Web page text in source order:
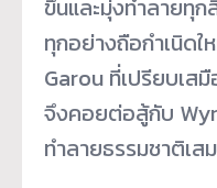
ขึ้นและมุ่งทำลายทุก
ทุกอย่างถือกำเนิดใ
Garou ที่เปรียบเส
จึงคอยต่อสู้กับ
ทำลายธรรมชาติเส